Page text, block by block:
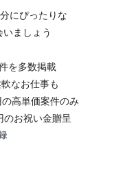
にぴったりな
ましょう
を多数掲載
なお仕事も
高単価案件のみ
のお祝い金贈呈